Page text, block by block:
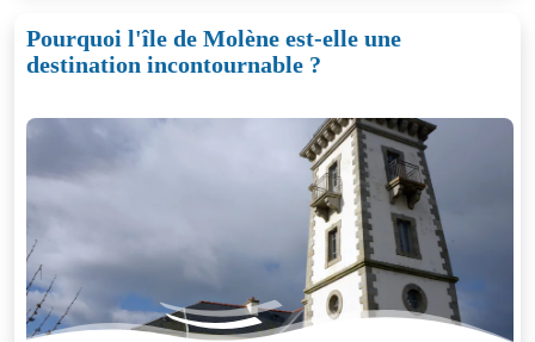
Pourquoi l'île de Molène est-elle une
destination incontournable ?